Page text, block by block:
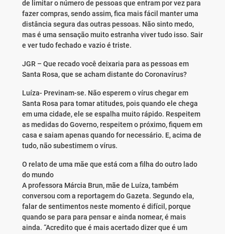
de limitar o número de pessoas que entram por vez para
fazer compras, sendo assim, fica mais fácil manter uma
distância segura das outras pessoas. Não sinto medo,
mas é uma sensação muito estranha viver tudo isso. Sair
e ver tudo fechado e vazio é triste.
JGR – Que recado você deixaria para as pessoas em
Santa Rosa, que se acham distante do Coronavírus?
Luíza- Previnam-se. Não esperem o vírus chegar em
Santa Rosa para tomar atitudes, pois quando ele chega
em uma cidade, ele se espalha muito rápido. Respeitem
as medidas do Governo, respeitem o próximo, fiquem em
casa e saiam apenas quando for necessário. E, acima de
tudo, não subestimem o vírus.
O relato de uma mãe que está com a filha do outro lado
do mundo
A professora Márcia Brun, mãe de Luíza, também
conversou com a reportagem do Gazeta. Segundo ela,
falar de sentimentos neste momento é difícil, porque
quando se para para pensar e ainda nomear, é mais
ainda. “Acredito que é mais acertado dizer que é um